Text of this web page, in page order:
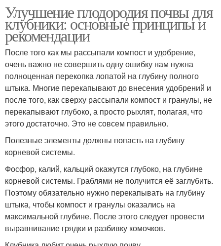
Улучшение плодородия почвы для
клубники: основные принципы и
рекомендации
После того как мы рассыпали компост и удобрение,
очень важно не совершить одну ошибку нам нужна
полноценная перекопка лопатой на глубину полного
штыка. Многие перекапывают до внесения удобрений и
после того, как сверху рассыпали компост и гранулы, не
перекапывают глубоко, а просто рыхлят, полагая, что
этого достаточно. Это не совсем правильно.
Полезные элементы должны попасть на глубину
корневой системы.
Фосфор, калий, кальций окажутся глубоко, на глубине
корневой системы. Граблями не получится её заглубить.
Поэтому обязательно нужно перекапывать на глубину
штыка, чтобы компост и гранулы оказались на
максимальной глубине. После этого следует провести
выравнивание грядки и разбивку комочков.